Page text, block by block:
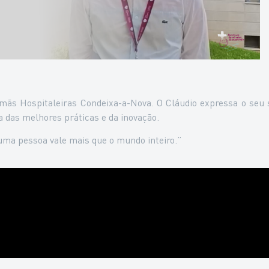
Hospitaleiras Condeixa-a-Nova. O Cláudio expressa o seu
melhores práticas e da inovação.
pessoa vale mais que o mundo inteiro.”